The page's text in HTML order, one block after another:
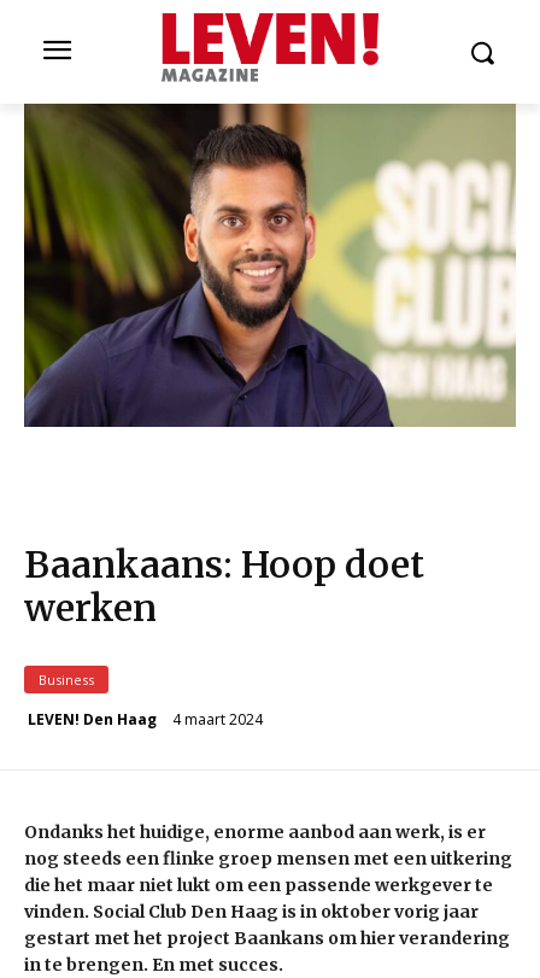
Baankaans: Hoop doet
werken
Business
LEVEN! Den Haag 4 maart 2024
Ondanks het huidige, enorme aanbod aan werk, is er
nog steeds een flinke groep mensen met een uitkering
die het maar niet lukt om een passende werkgever te
vinden. Social Club Den Haag is in oktober vorig jaar
gestart met het project Baankans om hier verandering
in te brengen. En met succes.